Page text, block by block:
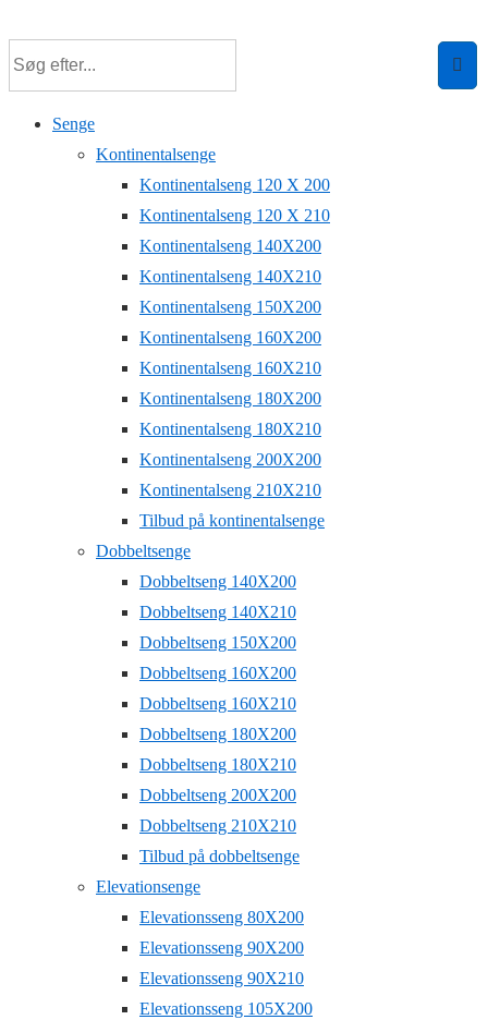
hovedindhold
Senge
Kontinentalsenge
Kontinentalseng 120 X 200
Kontinentalseng 120 X 210
Kontinentalseng 140X200
Kontinentalseng 140X210
Kontinentalseng 150X200
Kontinentalseng 160X200
Kontinentalseng 160X210
Kontinentalseng 180X200
Kontinentalseng 180X210
Kontinentalseng 200X200
Kontinentalseng 210X210
Tilbud på kontinentalsenge
Dobbeltsenge
Dobbeltseng 140X200
Dobbeltseng 140X210
Dobbeltseng 150X200
Dobbeltseng 160X200
Dobbeltseng 160X210
Dobbeltseng 180X200
Dobbeltseng 180X210
Dobbeltseng 200X200
Dobbeltseng 210X210
Tilbud på dobbeltsenge
Elevationsenge
Elevationsseng 80X200
Elevationsseng 90X200
Elevationsseng 90X210
Elevationsseng 105X200